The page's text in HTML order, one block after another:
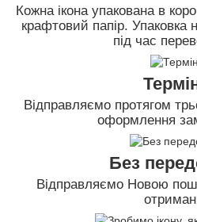
Кожна ікона упакована в
крафтовий папір. Упаковка
під час
Відправляємо протягом
оформлення
Без
Відправляємо Новою